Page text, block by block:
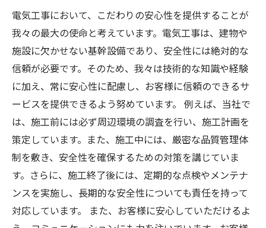
電気工事において、こだわりの安心性を提供することが
我々の最大の使命と考えています。電気工事は、建物や
施設に欠かせない基幹設備であり、安全性には絶対的な
信頼が必要です。そのため、我々は技術的な知識や経験
に加え、常に安心性に配慮し、お客様に信頼のできるサ
ービスを提供できるよう努めています。 例えば、当社で
は、施工前には必ず周辺環境の調査を行い、施工計画を
策定しています。また、施工中には、厳密な品質管理体
制を敷き、安全性を確保するための対策を講じていま
す。さらに、施工終了後には、定期的な点検やメンテナ
ンスを実施し、長期的な安全性についても責任を持って
対応しています。 また、お客様に安心していただけるよ